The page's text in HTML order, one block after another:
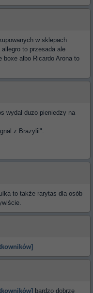
w sklepach
to przesada ale
boxe albo Ricardo Arona to
wydal duzo pieniedzy na
z Brazylii".
to także rarytas dla osób
bardzo dobrze